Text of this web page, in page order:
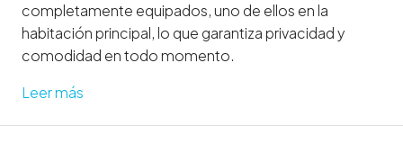
completamente equipados, uno de ellos en la
habitación principal, lo que garantiza privacidad y
comodidad en todo momento.
Leer más